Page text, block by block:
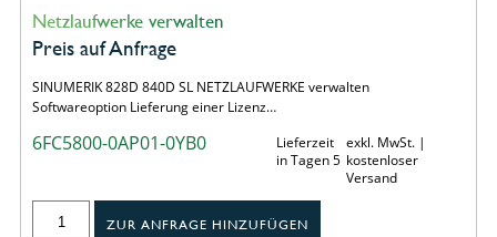
Netzlaufwerke verwalten
Preis auf Anfrage
SINUMERIK 828D 840D SL NETZLAUFWERKE verwalten
Softwareoption Lieferung einer Lizenz…
6FC5800-0AP01-0YB0
Lieferzeit
in Tagen 5
exkl. MwSt. |
kostenloser
Versand
ZUR ANFRAGE HINZUFÜGEN